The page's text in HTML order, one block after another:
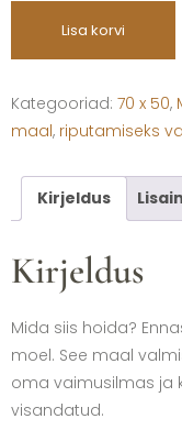
Lisa korvi
Kategooriad: 70 x 50,
maal, riputamiseks
Kirjeldus
Kirjeldus
Mida siis hoida?
moel. See maal
oma vaimusilmas ja
visandatud.